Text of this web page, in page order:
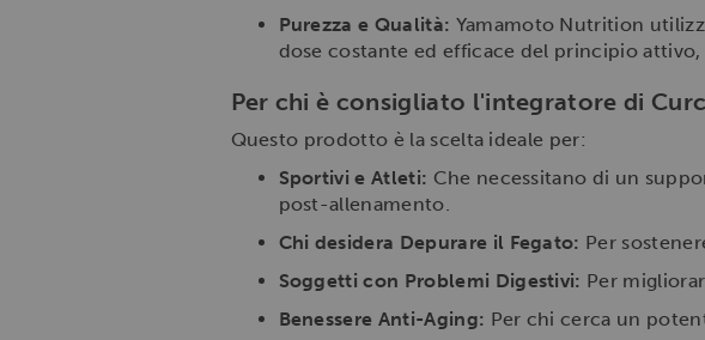
Purezza e Qualità: Yamamoto Nutrition
dose costante ed efficace del principio
Per chi è consigliato l'integratore di
Questo prodotto è la scelta ideale per:
Sportivi e Atleti: Che necessitano di un
post-allenamento.
Chi desidera Depurare il Fegato: Per
Soggetti con Problemi Digestivi: Per
Benessere Anti-Aging: Per chi cerca un